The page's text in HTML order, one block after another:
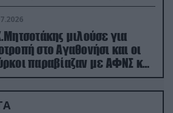
μιλούσε για
στο Αγαθονήσι και οι
παραβίαζαν με ΑΦΝΣ και